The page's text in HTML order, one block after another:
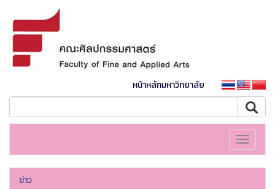
หน้าหลักมหาวิทยาลัย
Toggle
ข่าว